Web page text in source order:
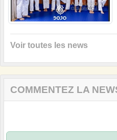
Voir toutes les news
COMMENTEZ LA